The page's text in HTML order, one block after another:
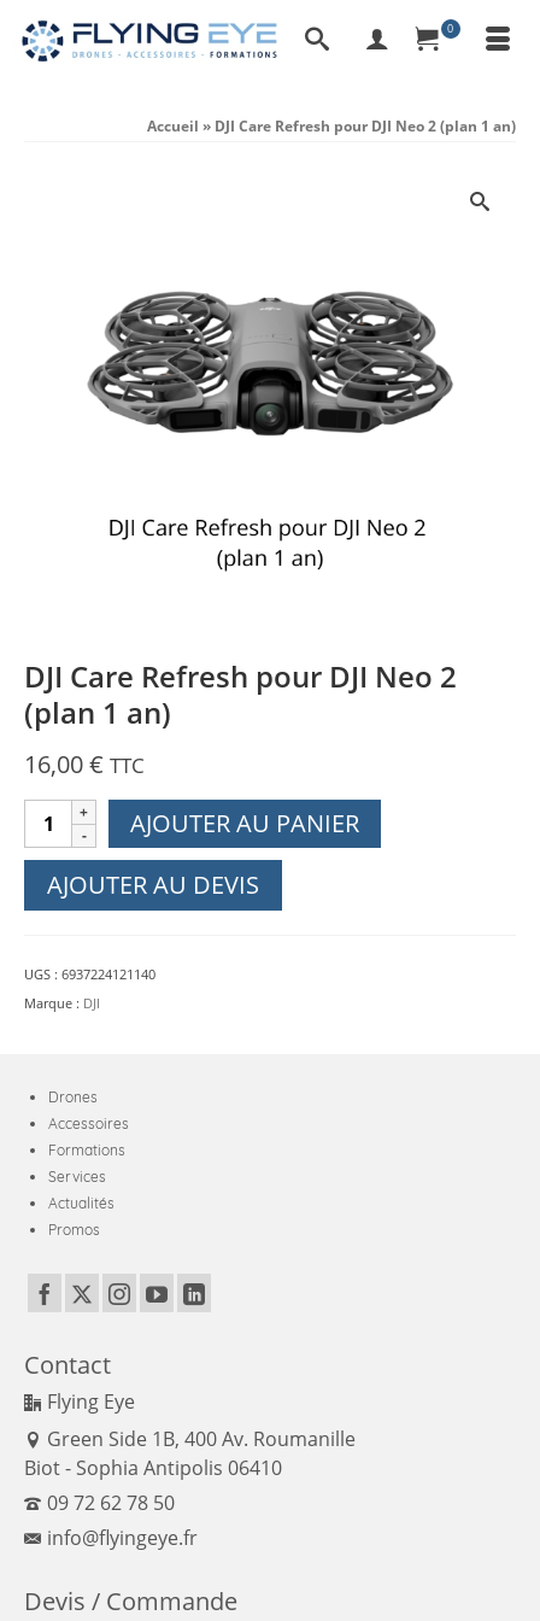
0
Accueil » DJI Care Refresh pour DJI Neo 2 (plan 1 an)
DJI Care Refresh pour DJI Neo 2
(plan 1 an)
16,00€ TTC
quantité
de
Care
DJI
Neo
1
an)
AJOUTER AU PANIER
AJOUTER AU DEVIS
UGS : 6937224121140
Marque : DJI
Drones
Accessoires
Formations
Services
Actualités
Promos
Contact
Flying Eye
Green Side 1B, 400 Av. Roumanille
Biot - Sophia Antipolis 06410
09 72 62 78 50
info@flyingeye.fr
Devis / Commande